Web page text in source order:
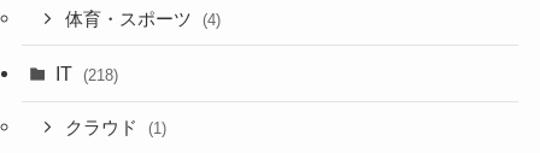
体育・スポーツ (4)
IT (218)
クラウド (1)